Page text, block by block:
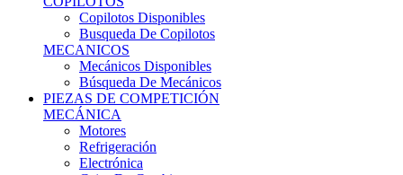
Busqueda De Copilotos
MECANICOS
Mecánicos Disponibles
Búsqueda De Mecánicos
PIEZAS DE COMPETICIÓN
MECÁNICA
Motores
Refrigeración
Electrónica
Cajas De Cambio